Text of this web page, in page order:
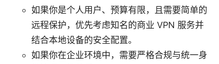
如果你是个人用户、预算有限，且需要简单的
远程保护，优先考虑知名的商业 VPN 服务并
结合本地设备的安全配置。
如果你在企业环境中，需要严格合规与统一身